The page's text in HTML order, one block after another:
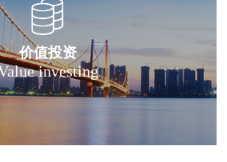
价值投资
investing